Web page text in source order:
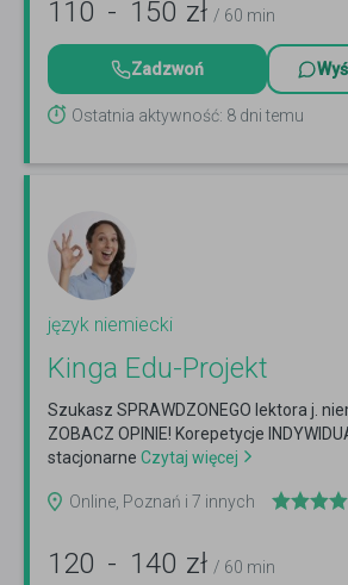
110 - 150 zł / 60 min
Zadzwoń
Ostatnia aktywność: 8 dni temu
język niemiecki
Kinga Edu-Projekt
Szukasz SPRAWDZONEGO lektora j.
ZOBACZ OPINIE! Korepetycje
stacjonarne Czytaj więcej
Online, Poznań i 7 innych
120 - 140 zł / 60 min